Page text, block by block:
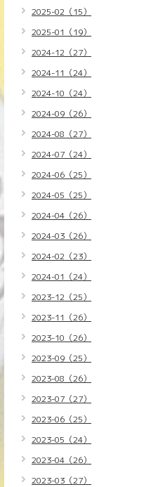
2025-02（15）
2025-01（19）
2024-12（27）
2024-11（24）
2024-10（24）
2024-09（26）
2024-08（27）
2024-07（24）
2024-06（25）
2024-05（25）
2024-04（26）
2024-03（26）
2024-02（23）
2024-01（24）
2023-12（25）
2023-11（26）
2023-10（26）
2023-09（25）
2023-08（26）
2023-07（27）
2023-06（25）
2023-05（24）
2023-04（26）
2023-03（27）